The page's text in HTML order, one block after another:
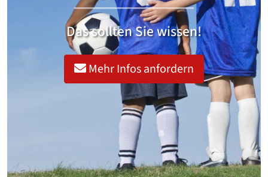
Das sollten Sie wissen!
Mehr Infos anfordern